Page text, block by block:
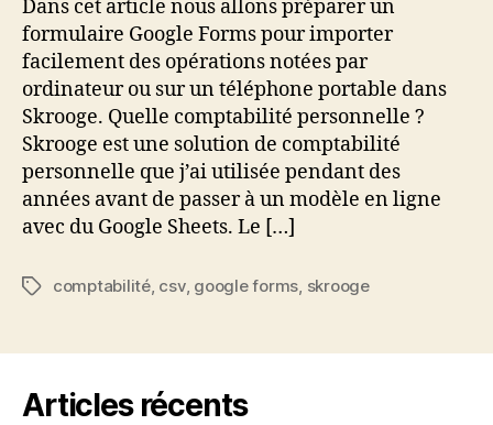
Skrooge
Dans cet article nous allons préparer un
formulaire Google Forms pour importer
facilement des opérations notées par
ordinateur ou sur un téléphone portable dans
Skrooge. Quelle comptabilité personnelle ?
Skrooge est une solution de comptabilité
personnelle que j’ai utilisée pendant des
années avant de passer à un modèle en ligne
avec du Google Sheets. Le […]
Étiquettes
comptabilité, csv, google forms skrooge
Articles récents